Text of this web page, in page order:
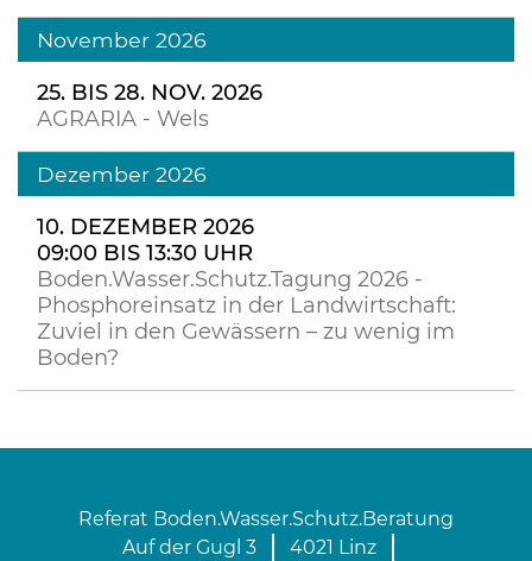
November 2026
25. BIS 28. NOV. 2026
AGRARIA - Wels
Dezember 2026
10. DEZEMBER 2026
09:00 BIS 13:30 UHR
Boden.Wasser.Schutz.Tagung 2026 -
Phosphoreinsatz in der Landwirtschaft:
Zuviel in den Gewässern – zu wenig im
Boden?
Referat Boden.Wasser.Schutz.Beratung
Auf der Gugl 3
4021 Linz